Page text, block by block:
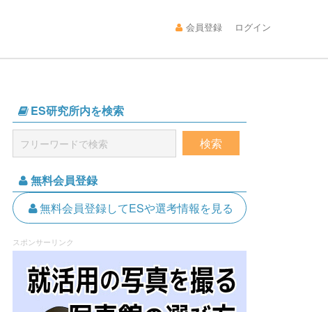
会員登録 ログイン
ES研究所内を検索
無料会員登録
無料会員登録してESや選考情報を見る
スポンサーリンク